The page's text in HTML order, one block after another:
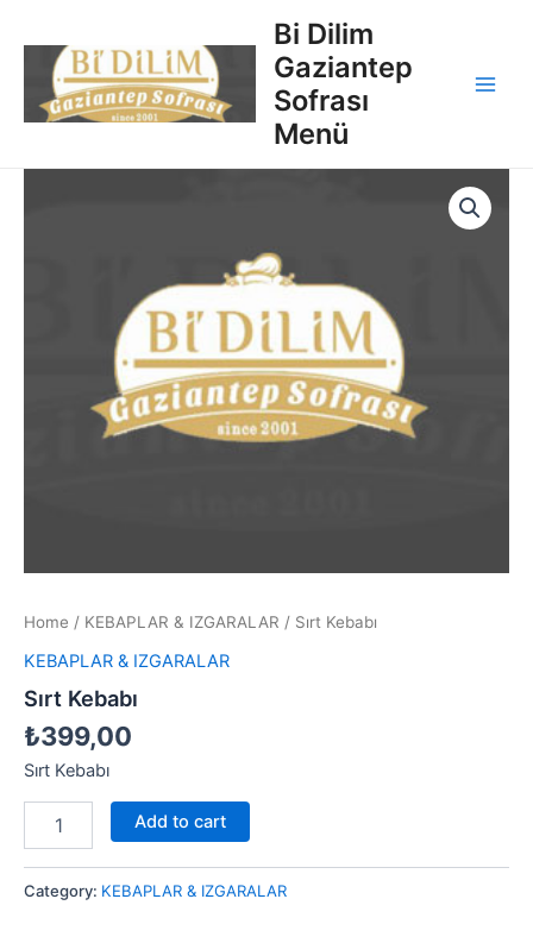
atla
Bi Dilim
Gaziantep
Sofrası
Menü
Home / KEBAPLAR & IZGARALAR / Sırt Kebabı
KEBAPLAR & IZGARALAR
Sırt Kebabı
₺399,00
Sırt Kebabı
Add to cart
Category: KEBAPLAR & IZGARALAR